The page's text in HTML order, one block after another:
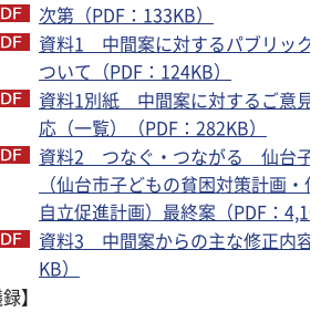
次第（PDF：133KB）
資料1 中間案に対するパブリック
ついて（PDF：124KB）
資料1別紙 中間案に対するご意見
応（一覧）（PDF：282KB）
資料2 つなぐ・つながる 仙台子
（仙台市子どもの貧困対策計画・
自立促進計画）最終案（PDF：
資料3 中間案からの主な修正内容
KB）
】